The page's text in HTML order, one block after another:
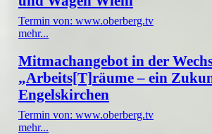
Termin von: www.oberberg.tv
mehr...
Mitmachangebot in der
„Arbeits[T]räume – ein
Engelskirchen
Termin von: www.oberberg.tv
mehr...